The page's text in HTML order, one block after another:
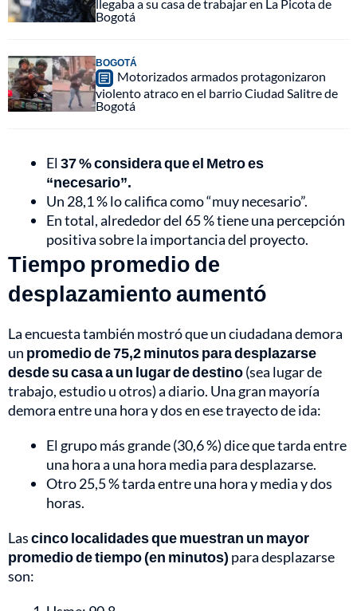
llegaba a su casa de trabajar en La Picota de
Bogotá
BOGOTÁ
Motorizados armados protagonizaron
violento atraco en el barrio Ciudad Salitre de
Bogotá
El37 % considera que el Metro es
“necesario”.
Un 28,1 % lo califica como “muy necesario”.
En total, alrededor del 65 % tiene una percepción
positiva sobre la importancia del proyecto.
Tiempo promedio de
desplazamiento aumentó
La encuesta también mostró que un ciudadana demora
un promedio de 75,2 minutos para desplazarse
desde su casa a un lugar de destino(sea lugar de
trabajo, estudio u otros) a diario. Una gran mayoría
demora entre una hora y dos en ese trayecto de ida:
El grupo más grande (30,6 %) dice que tarda entre
una hora a una hora media para desplazarse.
Otro 25,5 % tarda entre una hora y media y dos
horas.
Lascinco localidades que muestran un mayor
promedio de tiempo (en minutos) para desplazarse
son: